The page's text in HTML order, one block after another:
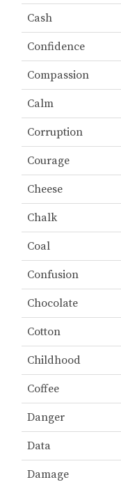
Cash
Confidence
Compassion
Calm
Corruption
Courage
Cheese
Chalk
Coal
Confusion
Chocolate
Cotton
Childhood
Coffee
Danger
Data
Damage